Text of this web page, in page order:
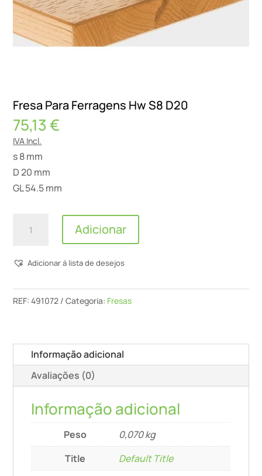
Fresa Para Ferragens Hw S8 D20
75,13€
IVA Incl.
s 8 mm
D 20 mm
GL 54.5 mm
Quantidade
Para
Hw
Adicionar
Adicionar á lista de desejos
REF:491072 Categoria: Fresas
Informação adicional
Avaliações (0)
Informação adicional
Peso
0,070 kg
Title
Default Title